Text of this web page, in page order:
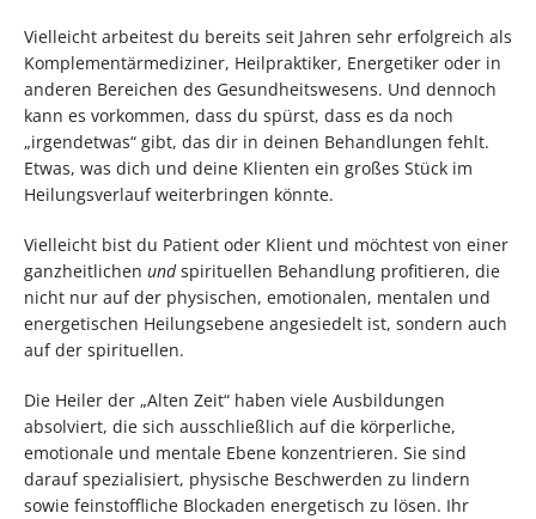
Vielleicht arbeitest du bereits seit Jahren sehr erfolgreich als
Komplementärmediziner, Heilpraktiker, Energetiker oder in
anderen Bereichen des Gesundheitswesens. Und dennoch
kann es vorkommen, dass du spürst, dass es da noch
„irgendetwas“ gibt, das dir in deinen Behandlungen fehlt.
Etwas, was dich und deine Klienten ein großes Stück im
Heilungsverlauf weiterbringen könnte.
Vielleicht bist du Patient oder Klient und möchtest von einer
ganzheitlichen undspirituellen Behandlung profitieren, die
nicht nur auf der physischen, emotionalen, mentalen und
energetischen Heilungsebene angesiedelt ist, sondern auch
auf der spirituellen.
Die Heiler der „Alten Zeit“ haben viele Ausbildungen
absolviert, die sich ausschließlich auf die körperliche,
emotionale und mentale Ebene konzentrieren. Sie sind
darauf spezialisiert, physische Beschwerden zu lindern
sowie feinstoffliche Blockaden energetisch zu lösen. Ihr